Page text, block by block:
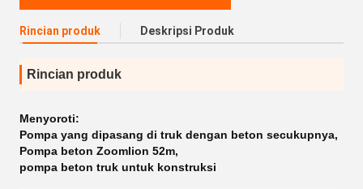
Rincian produk Deskripsi Produk
Rincian produk
Menyoroti:
Pompa yang dipasang di truk dengan beton secukupnya,
Pompa beton Zoomlion 52m,
pompa beton truk untuk konstruksi